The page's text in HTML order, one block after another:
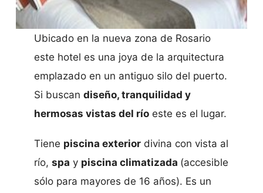
Ubicado en la nueva zona de Rosario
este hotel es una joya de la arquitectura
emplazado en un antiguo silo del puerto.
Si buscandiseño, tranquilidad y
hermosas vistas del río este es el lugar.
Tiene piscina exterior divina con vista al
río,spa y piscina climatizada (accesible
sólo para mayores de 16 años). Es un